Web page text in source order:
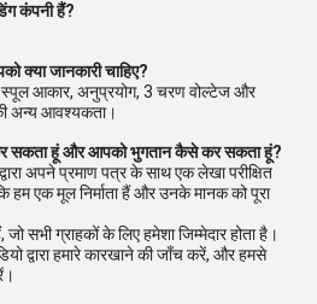
कंपनी हैं?
क्या जानकारी चाहिए?
आकार, अनुप्रयोग, 3 चरण वोल्टेज और
अन्य आवश्यकता।
सकता हूं और आपको भुगतान कैसे कर सकता हूं?
अपने प्रमाण पत्र के साथ एक लेखा परीक्षित
हम एक मूल निर्माता हैं और उनके मानक को पूरा
सभी ग्राहकों के लिए हमेशा जिम्मेदार होता है।
द्वारा हमारे कारखाने की जाँच करें, और हमसे